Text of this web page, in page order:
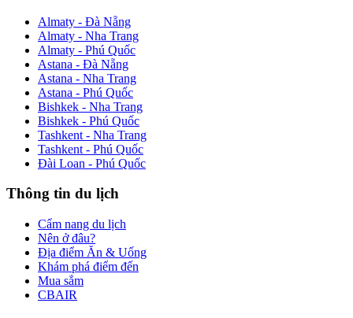
Almaty - Đà Nẵng
Almaty - Nha Trang
Almaty - Phú Quốc
Astana - Đà Nẵng
Astana - Nha Trang
Astana - Phú Quốc
Bishkek - Nha Trang
Bishkek - Phú Quốc
Tashkent - Nha Trang
Tashkent - Phú Quốc
Đài Loan - Phú Quốc
Thông tin du lịch
Cẩm nang du lịch
Nên ở đâu?
Địa điểm Ăn & Uống
Khám phá điểm đến
Mua sắm
CBAIR